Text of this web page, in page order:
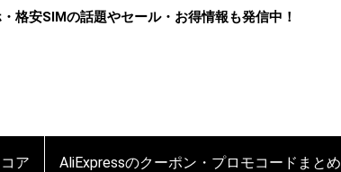
格安SIMの話題やセール・お得情報も発信中！
ア AliExpressのクーポン・プロモコードまとめ